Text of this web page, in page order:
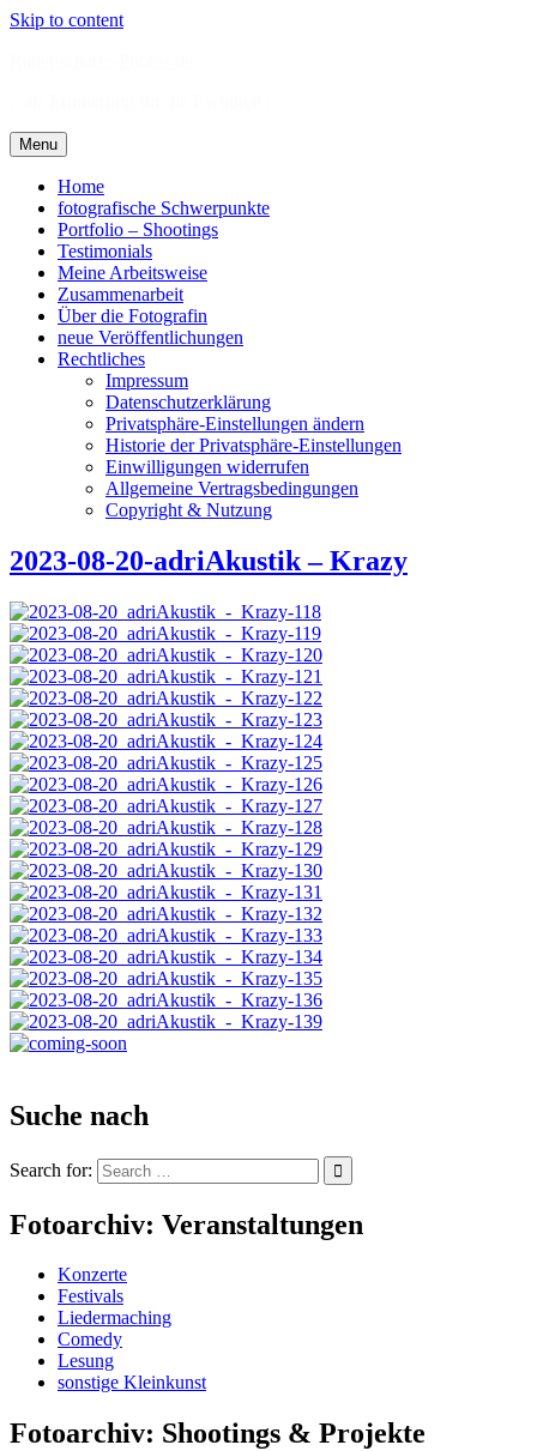
Skip to content
Menu
Home
fotografische Schwerpunkte
Portfolio – Shootings
Testimonials
Meine Arbeitsweise
Zusammenarbeit
Über die Fotografin
neue Veröffentlichungen
Rechtliches
Impressum
Datenschutzerklärung
Privatsphäre-Einstellungen ändern
Historie der Privatsphäre-Einstellungen
Einwilligungen widerrufen
Allgemeine Vertragsbedingungen
Copyright & Nutzung
2023-08-20-adriAkustik – Krazy
Suche nach
Search for:
Fotoarchiv: Veranstaltungen
Konzerte
Festivals
Liedermaching
Comedy
Lesung
sonstige Kleinkunst
Fotoarchiv: Shootings & Projekte